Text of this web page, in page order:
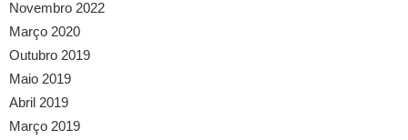
Novembro 2022
Março 2020
Outubro 2019
Maio 2019
Abril 2019
Março 2019